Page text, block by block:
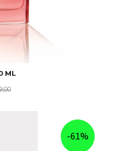
ML
Rabatt
-61%